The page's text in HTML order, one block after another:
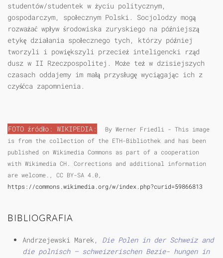
studentów/studentek w życiu politycznym,
gospodarczym, społecznym Polski. Socjolodzy mogą
rozważać wpływ środowiska zuryskiego na późniejszą
etykę działania społecznego tych, którzy później
tworzyli i powiększyli przecież inteligencki rząd
dusz w II Rzeczpospolitej. Może też w dzisiejszych
czasach oddajemy im małą przysługę wyciągając ich z
czyśćca zapomnienia.
FOTO źródło: WIKIPEDIA:
By Werner Friedli - This image
is from the collection of the ETH-Bibliothek and has been
published on Wikimedia Commons as part of a cooperation
with Wikimedia CH. Corrections and additional information
are welcome., CC BY-SA 4.0,
https://commons.wikimedia.org/w/index.php?curid=59866813
BIBLIOGRAFIA
Andrzejewski Marek, Die Polen in der Schweiz and
die polnisch — schweizerischen Bezie- hungen in